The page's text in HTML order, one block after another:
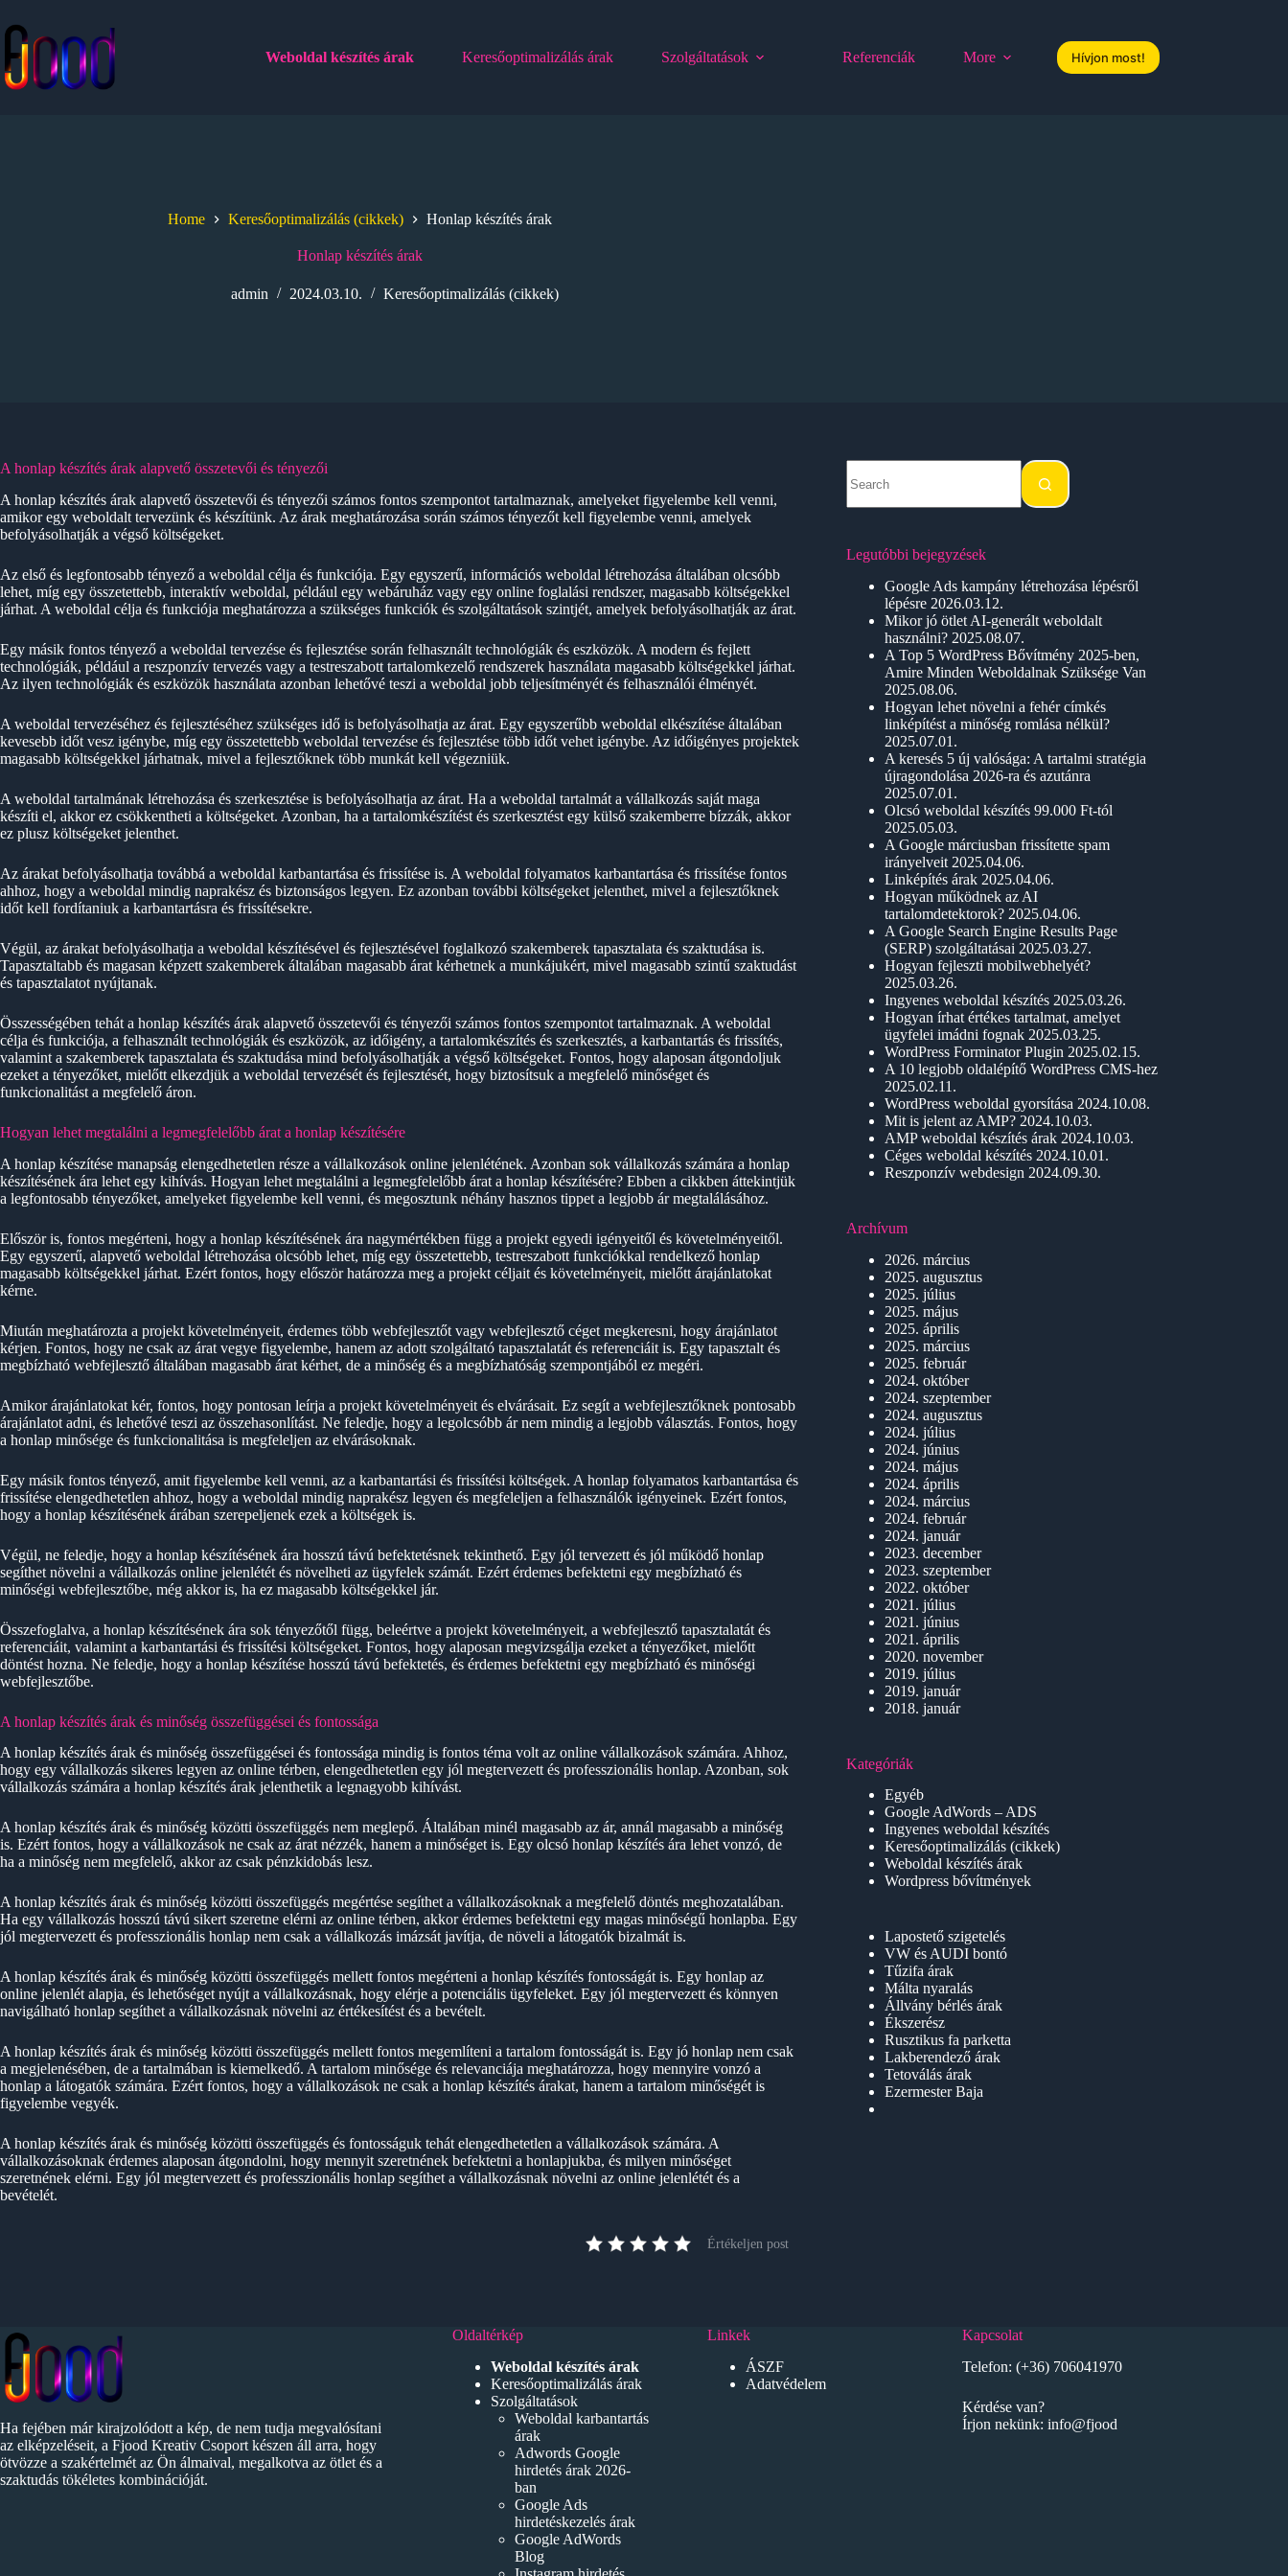
to
content
Weboldal készítés árak
Keresőoptimalizálás árak Szolgáltatások Referenciák More Hívjon most!
Home Keresőoptimalizálás (cikkek) Honlap készítés árak
Honlap készítés árak
admin 2024.03.10. Keresőoptimalizálás (cikkek)
A honlap készítés árak alapvető összetevői és tényezői
A honlap készítés árak alapvető összetevői és tényezői számos fontos szempontot tartalmaznak, amelyeket figyelembe kell venni,
amikor egy weboldalt tervezünk és készítünk. Az árak meghatározása során számos tényezőt kell figyelembe venni, amelyek
befolyásolhatják a végső költségeket.
Az első és legfontosabb tényező a weboldal célja és funkciója. Egy egyszerű, információs weboldal létrehozása általában olcsóbb
lehet, míg egy összetettebb, interaktív weboldal, például egy webáruház vagy egy online foglalási rendszer, magasabb költségekkel
járhat. A weboldal célja és funkciója meghatározza a szükséges funkciók és szolgáltatások szintjét, amelyek befolyásolhatják az árat.
Egy másik fontos tényező a weboldal tervezése és fejlesztése során felhasznált technológiák és eszközök. A modern és fejlett
technológiák, például a reszponzív tervezés vagy a testreszabott tartalomkezelő rendszerek használata magasabb költségekkel járhat.
Az ilyen technológiák és eszközök használata azonban lehetővé teszi a weboldal jobb teljesítményét és felhasználói élményét.
A weboldal tervezéséhez és fejlesztéséhez szükséges idő is befolyásolhatja az árat. Egy egyszerűbb weboldal elkészítése általában
kevesebb időt vesz igénybe, míg egy összetettebb weboldal tervezése és fejlesztése több időt vehet igénybe. Az időigényes projektek
magasabb költségekkel járhatnak, mivel a fejlesztőknek több munkát kell végezniük.
A weboldal tartalmának létrehozása és szerkesztése is befolyásolhatja az árat. Ha a weboldal tartalmát a vállalkozás saját maga
készíti el, akkor ez csökkentheti a költségeket. Azonban, ha a tartalomkészítést és szerkesztést egy külső szakemberre bízzák, akkor
ez plusz költségeket jelenthet.
Az árakat befolyásolhatja továbbá a weboldal karbantartása és frissítése is. A weboldal folyamatos karbantartása és frissítése fontos
ahhoz, hogy a weboldal mindig naprakész és biztonságos legyen. Ez azonban további költségeket jelenthet, mivel a fejlesztőknek
időt kell fordítaniuk a karbantartásra és frissítésekre.
Végül, az árakat befolyásolhatja a weboldal készítésével és fejlesztésével foglalkozó szakemberek tapasztalata és szaktudása is.
Tapasztaltabb és magasan képzett szakemberek általában magasabb árat kérhetnek a munkájukért, mivel magasabb szintű szaktudást
és tapasztalatot nyújtanak.
Összességében tehát a honlap készítés árak alapvető összetevői és tényezői számos fontos szempontot tartalmaznak. A weboldal
célja és funkciója, a felhasznált technológiák és eszközök, az időigény, a tartalomkészítés és szerkesztés, a karbantartás és frissítés,
valamint a szakemberek tapasztalata és szaktudása mind befolyásolhatják a végső költségeket. Fontos, hogy alaposan átgondoljuk
ezeket a tényezőket, mielőtt elkezdjük a weboldal tervezését és fejlesztését, hogy biztosítsuk a megfelelő minőséget és
funkcionalitást a megfelelő áron.
Hogyan lehet megtalálni a legmegfelelőbb árat a honlap készítésére
A honlap készítése manapság elengedhetetlen része a vállalkozások online jelenlétének. Azonban sok vállalkozás számára a honlap
készítésének ára lehet egy kihívás. Hogyan lehet megtalálni a legmegfelelőbb árat a honlap készítésére? Ebben a cikkben áttekintjük
a legfontosabb tényezőket, amelyeket figyelembe kell venni, és megosztunk néhány hasznos tippet a legjobb ár megtalálásához.
Először is, fontos megérteni, hogy a honlap készítésének ára nagymértékben függ a projekt egyedi igényeitől és követelményeitől.
Egy egyszerű, alapvető weboldal létrehozása olcsóbb lehet, míg egy összetettebb, testreszabott funkciókkal rendelkező honlap
magasabb költségekkel járhat. Ezért fontos, hogy először határozza meg a projekt céljait és követelményeit, mielőtt árajánlatokat
kérne.
Miután meghatározta a projekt követelményeit, érdemes több webfejlesztőt vagy webfejlesztő céget megkeresni, hogy árajánlatot
kérjen. Fontos, hogy ne csak az árat vegye figyelembe, hanem az adott szolgáltató tapasztalatát és referenciáit is. Egy tapasztalt és
megbízható webfejlesztő általában magasabb árat kérhet, de a minőség és a megbízhatóság szempontjából ez megéri.
Amikor árajánlatokat kér, fontos, hogy pontosan leírja a projekt követelményeit és elvárásait. Ez segít a webfejlesztőknek pontosabb
árajánlatot adni, és lehetővé teszi az összehasonlítást. Ne feledje, hogy a legolcsóbb ár nem mindig a legjobb választás. Fontos, hogy
a honlap minősége és funkcionalitása is megfeleljen az elvárásoknak.
Egy másik fontos tényező, amit figyelembe kell venni, az a karbantartási és frissítési költségek. A honlap folyamatos karbantartása és
frissítése elengedhetetlen ahhoz, hogy a weboldal mindig naprakész legyen és megfeleljen a felhasználók igényeinek. Ezért fontos,
hogy a honlap készítésének árában szerepeljenek ezek a költségek is.
Végül, ne feledje, hogy a honlap készítésének ára hosszú távú befektetésnek tekinthető. Egy jól tervezett és jól működő honlap
segíthet növelni a vállalkozás online jelenlétét és növelheti az ügyfelek számát. Ezért érdemes befektetni egy megbízható és
minőségi webfejlesztőbe, még akkor is, ha ez magasabb költségekkel jár.
Összefoglalva, a honlap készítésének ára sok tényezőtől függ, beleértve a projekt követelményeit, a webfejlesztő tapasztalatát és
referenciáit, valamint a karbantartási és frissítési költségeket. Fontos, hogy alaposan megvizsgálja ezeket a tényezőket, mielőtt
döntést hozna. Ne feledje, hogy a honlap készítése hosszú távú befektetés, és érdemes befektetni egy megbízható és minőségi
webfejlesztőbe.
A honlap készítés árak és minőség összefüggései és fontossága
A honlap készítés árak és minőség összefüggései és fontossága mindig is fontos téma volt az online vállalkozások számára. Ahhoz,
hogy egy vállalkozás sikeres legyen az online térben, elengedhetetlen egy jól megtervezett és professzionális honlap. Azonban, sok
vállalkozás számára a honlap készítés árak jelenthetik a legnagyobb kihívást.
A honlap készítés árak és minőség közötti összefüggés nem meglepő. Általában minél magasabb az ár, annál magasabb a minőség
is. Ezért fontos, hogy a vállalkozások ne csak az árat nézzék, hanem a minőséget is. Egy olcsó honlap készítés ára lehet vonzó, de
ha a minőség nem megfelelő, akkor az csak pénzkidobás lesz.
A honlap készítés árak és minőség közötti összefüggés megértése segíthet a vállalkozásoknak a megfelelő döntés meghozatalában.
Ha egy vállalkozás hosszú távú sikert szeretne elérni az online térben, akkor érdemes befektetni egy magas minőségű honlapba. Egy
jól megtervezett és professzionális honlap nem csak a vállalkozás imázsát javítja, de növeli a látogatók bizalmát is.
A honlap készítés árak és minőség közötti összefüggés mellett fontos megérteni a honlap készítés fontosságát is. Egy honlap az
online jelenlét alapja, és lehetőséget nyújt a vállalkozásnak, hogy elérje a potenciális ügyfeleket. Egy jól megtervezett és könnyen
navigálható honlap segíthet a vállalkozásnak növelni az értékesítést és a bevételt.
A honlap készítés árak és minőség közötti összefüggés mellett fontos megemlíteni a tartalom fontosságát is. Egy jó honlap nem csak
a megjelenésében, de a tartalmában is kiemelkedő. A tartalom minősége és relevanciája meghatározza, hogy mennyire vonzó a
honlap a látogatók számára. Ezért fontos, hogy a vállalkozások ne csak a honlap készítés árakat, hanem a tartalom minőségét is
figyelembe vegyék.
A honlap készítés árak és minőség közötti összefüggés és fontosságuk tehát elengedhetetlen a vállalkozások számára. A
vállalkozásoknak érdemes alaposan átgondolni, hogy mennyit szeretnének befektetni a honlapjukba, és milyen minőséget
szeretnének elérni. Egy jól megtervezett és professzionális honlap segíthet a vállalkozásnak növelni az online jelenlétét és a
bevételét.
Értékeljen post
results
Legutóbbi bejegyzések
Google Ads kampány létrehozása lépésről
lépésre 2026.03.12.
Mikor jó ötlet AI-generált weboldalt
használni? 2025.08.07.
A Top 5 WordPress Bővítmény 2025-ben,
Amire Minden Weboldalnak Szüksége Van
2025.08.06.
Hogyan lehet növelni a fehér címkés
linképítést a minőség romlása nélkül?
2025.07.01.
A keresés 5 új valósága: A tartalmi stratégia
újragondolása 2026-ra és azutánra
2025.07.01.
Olcsó weboldal készítés 99.000 Ft-tól
2025.05.03.
A Google márciusban frissítette spam
irányelveit 2025.04.06.
Linképítés árak 2025.04.06.
Hogyan működnek az AI
tartalomdetektorok? 2025.04.06.
A Google Search Engine Results Page
(SERP) szolgáltatásai 2025.03.27.
Hogyan fejleszti mobilwebhelyét?
2025.03.26.
Ingyenes weboldal készítés 2025.03.26.
Hogyan írhat értékes tartalmat, amelyet
ügyfelei imádni fognak 2025.03.25.
WordPress Forminator Plugin 2025.02.15.
A 10 legjobb oldalépítő WordPress CMS-hez
2025.02.11.
WordPress weboldal gyorsítása 2024.10.08.
Mit is jelent az AMP? 2024.10.03.
AMP weboldal készítés árak 2024.10.03.
Céges weboldal készítés 2024.10.01.
Reszponzív webdesign 2024.09.30.
Archívum
2026. március
2025. augusztus
2025. július
2025. május
2025. április
2025. március
2025. február
2024. október
2024. szeptember
2024. augusztus
2024. július
2024. június
2024. május
2024. április
2024. március
2024. február
2024. január
2023. december
2023. szeptember
2022. október
2021. július
2021. június
2021. április
2020. november
2019. július
2019. január
2018. január
Kategóriák
Egyéb
Google AdWords – ADS
Ingyenes weboldal készítés
Keresőoptimalizálás (cikkek)
Weboldal készítés árak
Wordpress bővítmények
Lapostető szigetelés
VW és AUDI bontó
Tűzifa árak
Málta nyaralás
Állvány bérlés árak
Ékszerész
Rusztikus fa parketta
Lakberendező árak
Tetoválás árak
Ezermester Baja
Ha fejében már kirajzolódott a kép, de nem tudja megvalósítani
az elképzeléseit, a Fjood Kreativ Csoport készen áll arra, hogy
ötvözze a szakértelmét az Ön álmaival, megalkotva az ötlet és a
szaktudás tökéletes kombinációját.
Oldaltérkép
Weboldal készítés árak
Keresőoptimalizálás árak
Szolgáltatások
Weboldal karbantartás
árak
Adwords Google
hirdetés árak 2026-
ban
Google Ads
hirdetéskezelés árak
Google AdWords
Blog
Linkek
ÁSZF
Adatvédelem
Kapcsolat
Telefon: (+36) 706041970
Kérdése van?
Írjon nekünk: info@fjood